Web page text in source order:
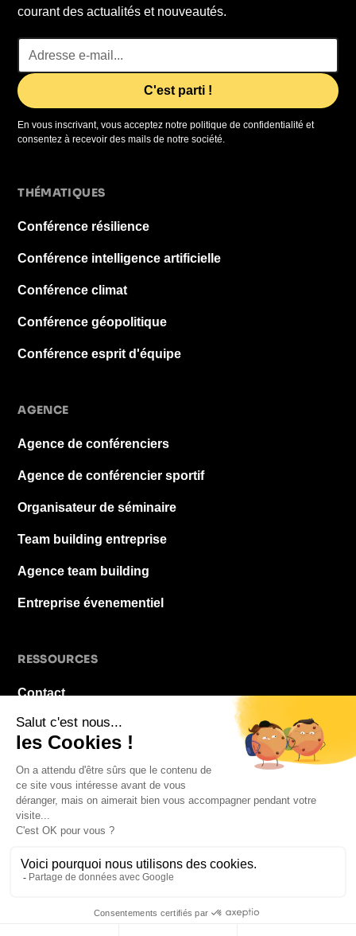
courant des actualités et nouveautés.
En vous inscrivant, vous acceptez notre politique de confidentialité et
consentez à recevoir des mails de notre société.
THÉMATIQUES
Conférence résilience
Conférence intelligence artificielle
Conférence climat
Conférence géopolitique
Conférence esprit d'équipe
AGENCE
Agence de conférenciers
Agence de conférencier sportif
Organisateur de séminaire
Team building entreprise
Agence team building
Entreprise évenementiel
RESSOURCES
Contact
À propos
FAQ
© 2026 La Pause De Midi. Tous droits réservés.
Mentions légales